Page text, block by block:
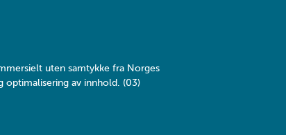
uten samtykke fra Norges
optimalisering av innhold. (03)